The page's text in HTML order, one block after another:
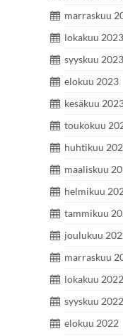
marraskuu
lokakuu 2023
syyskuu 2023
elokuu 2023
kesäkuu
toukokuu
huhtikuu
maaliskuu
helmikuu
tammikuu
joulukuu
marraskuu
lokakuu 2022
syyskuu 2022
elokuu 2022